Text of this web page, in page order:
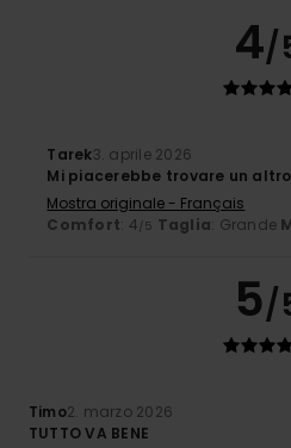
4/
Tarek3. aprile 2026
Mi piacerebbe trovare un
Mostra originale - Français
Comfort: 4 /5 Taglia: Grande
5/
Timo2. marzo 2026
TUTTO VA BENE